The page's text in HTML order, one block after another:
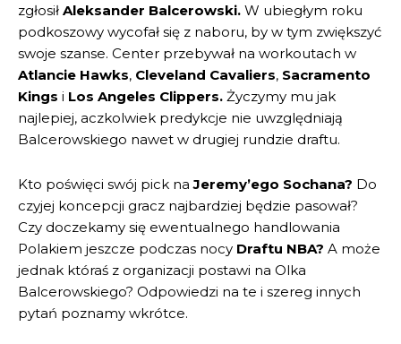
zgłosił Aleksander Balcerowski. W ubiegłym roku
podkoszowy wycofał się z naboru, by w tym zwiększyć
swoje szanse. Center przebywał na workoutach w
Atlancie Hawks, Cleveland Cavaliers, Sacramento
Kings i Los Angeles Clippers. Życzymy mu jak
najlepiej, aczkolwiek predykcje nie uwzględniają
Balcerowskiego nawet w drugiej rundzie draftu.
Kto poświęci swój pick naJeremy’ego Sochana? Do
czyjej koncepcji gracz najbardziej będzie pasował?
Czy doczekamy się ewentualnego handlowania
Polakiem jeszcze podczas nocy Draftu NBA? A może
jednak któraś z organizacji postawi na Olka
Balcerowskiego? Odpowiedzi na te i szereg innych
pytań poznamy wkrótce.